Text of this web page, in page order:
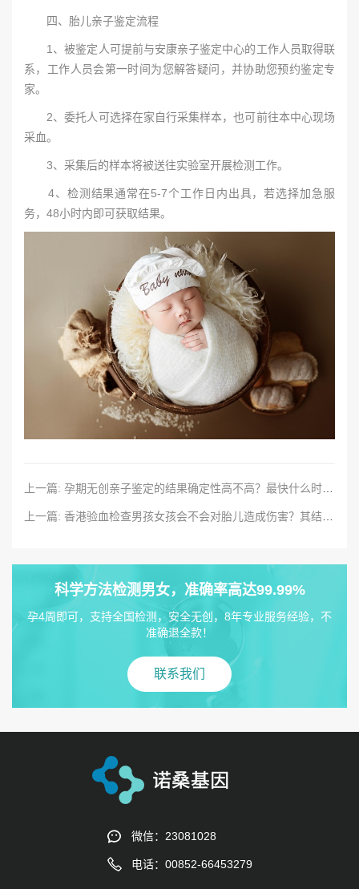
四、胎儿亲子鉴定流程
1、被鉴定人可提前与安康亲子鉴定中心的工作人员取得联
系，工作人员会第一时间为您解答疑问，并协助您预约鉴定专
家。
2、委托人可选择在家自行采集样本，也可前往本中心现场
采血。
3、采集后的样本将被送往实验室开展检测工作。
4、检测结果通常在5-7个工作日内出具，若选择加急服
务，48小时内即可获取结果。
科学方法检测男女，准确率高达99.99%
孕4周即可，支持全国检测，安全无创，8年专业服务经验，不
准确退全款！
联系我们
微信：23081028
电话：00852-66453279